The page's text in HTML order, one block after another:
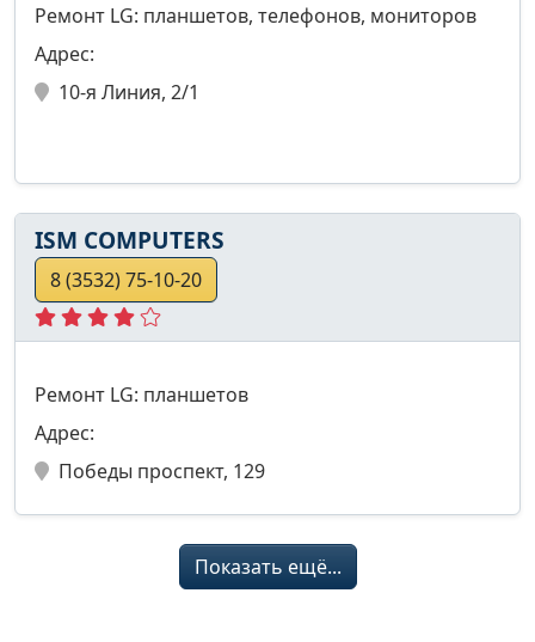
Ремонт LG: планшетов, телефонов, мониторов
Адрес:
10-я Линия, 2/1
ISM COMPUTERS
8 (3532) 75-10-20
Ремонт LG: планшетов
Адрес:
Победы проспект, 129
Показать ещё...